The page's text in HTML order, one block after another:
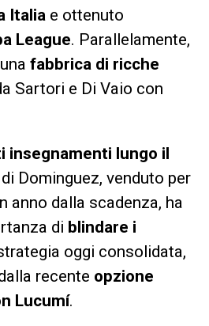
Italia e ottenuto
League. Parallelamente,
fabbrica di ricche
Sartori e Di Vaio con
insegnamenti lungo il
di Dominguez, venduto per
anno dalla scadenza, ha
di blindare i
oggi consolidata,
recente opzione
Lucumí.